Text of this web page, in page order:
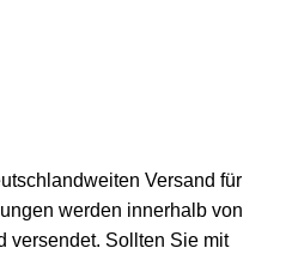
Versand für
werden innerhalb von
versendet. Sollten Sie mit